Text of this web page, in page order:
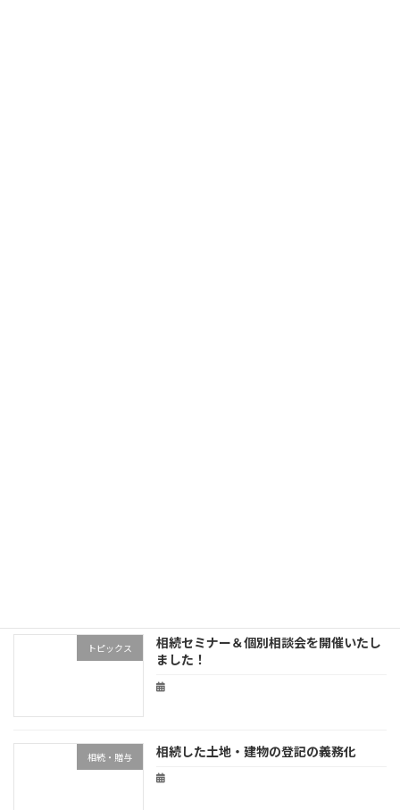
トピックス
相続セミナー＆個別相談会を開催いたし
ました！
相続・贈与 相続した土地・建物の登記の義務化